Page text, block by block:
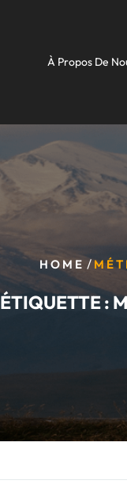
À Propos De
HOME /
ÉTIQUETTE :